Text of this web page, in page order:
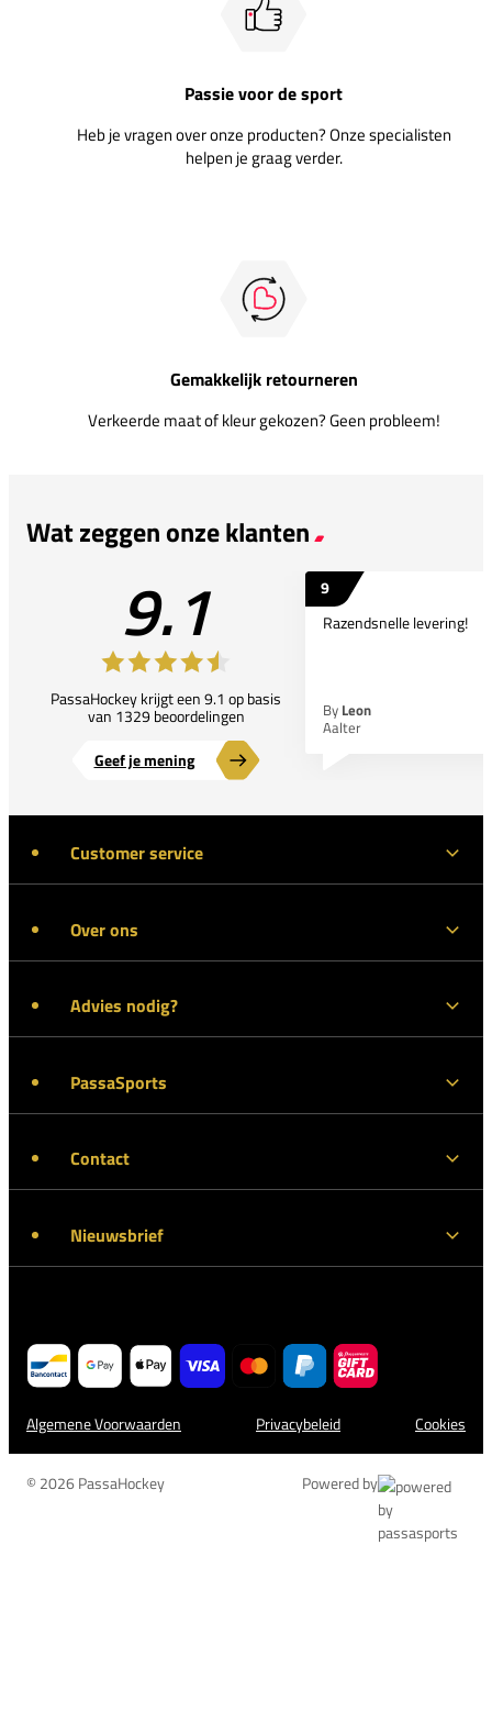
Passie voor de sport
Heb je vragen over onze producten? Onze specialisten
helpen je graag verder.
Gemakkelijk retourneren
Verkeerde maat of kleur gekozen? Geen probleem!
Wat zeggen onze klanten
9.1
PassaHockey krijgt een 9.1 op basis
van 1329 beoordelingen
Geef je mening
9
Razendsnelle levering!
By Leon
Aalter
Customer service
Over ons
Advies nodig?
PassaSports
Contact
Nieuwsbrief
Algemene Voorwaarden Privacybeleid Cookies
© 2026 PassaHockey Powered by